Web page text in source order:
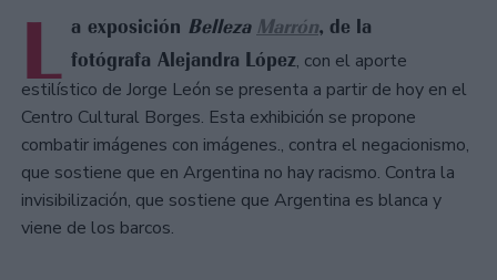
L a exposición Belleza Marrón, de la
fotógrafa Alejandra López, con el aporte
estilístico de Jorge León se presenta a partir de hoy en el
Centro Cultural Borges. Esta exhibición se propone
combatir imágenes con imágenes., contra el negacionismo,
que sostiene que en Argentina no hay racismo. Contra la
invisibilización, que sostiene que Argentina es blanca y
viene de los barcos.